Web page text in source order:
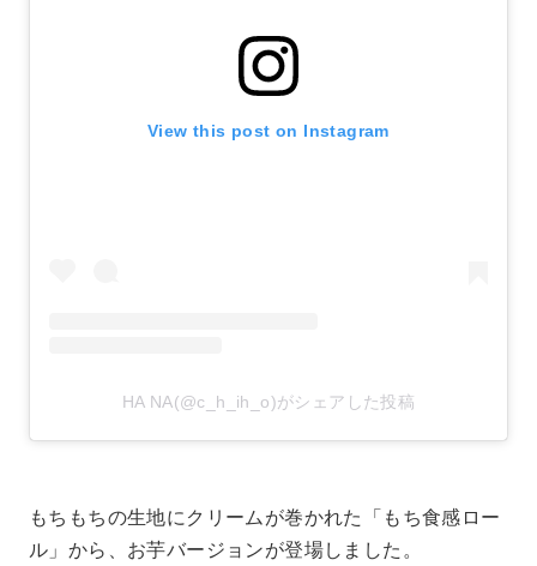
View this post on Instagram
HA NA(@c_h_ih_o)がシェアした投稿
もちもちの生地にクリームが巻かれた「もち食感ロー
ル」から、お芋バージョンが登場しました。